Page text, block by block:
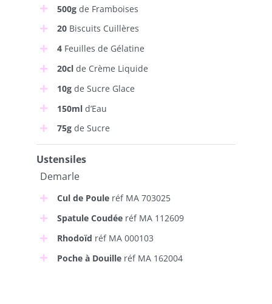
500gde Framboises
20Biscuits Cuillères
4Feuilles de Gélatine
20clde Crème Liquide
10gde Sucre Glace
150mld’Eau
75gde Sucre
Ustensiles
Demarle
Cul de Pouleréf MA 703025
Spatule Coudéeréf MA 112609
Rhodoïd réf MA 000103
Poche à Douille réf MA 162004